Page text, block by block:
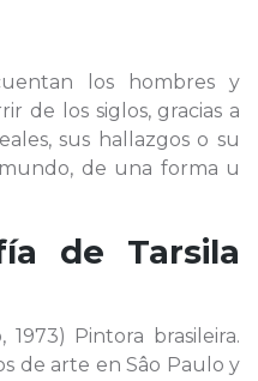
los hombres y
de los siglos, gracias a
sus hallazgos o su
de una forma u
de Tarsila
1973) Pintora brasileira.
de arte en Sâo Paulo y